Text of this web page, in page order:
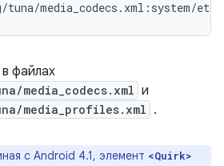
файлах
media_codecs.xml и
media_profiles.xml .
с Android 4.1, элемент <Quirk>